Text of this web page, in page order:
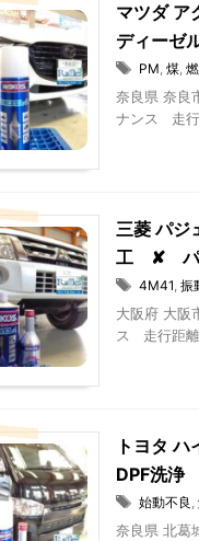
マツダ
ディーゼ
PM, 煤,
奈良県 奈良
ナンス 走
三菱 パ
工 ✘ パ
4M41, 振
大阪府 大阪
ス 走行距
トヨタ
DPF洗浄
始動不良 ,
奈良県 北葛